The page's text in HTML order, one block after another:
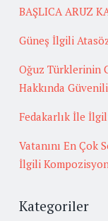
BAŞLICA ARUZ
Güneş İlgili
Oğuz Türklerinin
Hakkında
Fedakarlık İle
Vatanını En Çok
İlgili Kompozisyon
Kategoriler